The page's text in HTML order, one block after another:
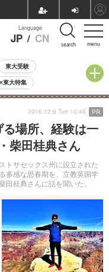
menu
Language
JP / CN search
東大受験
東大特集
小学校受験
人気記事
生向け） ランキング
る場所、経験は一
柴田桂典さん
トサセックス州に設立された
多感な思春期を、立教英国学
田桂典さんに話を聞いた。
2016.12.6 Tue 10:45 PR